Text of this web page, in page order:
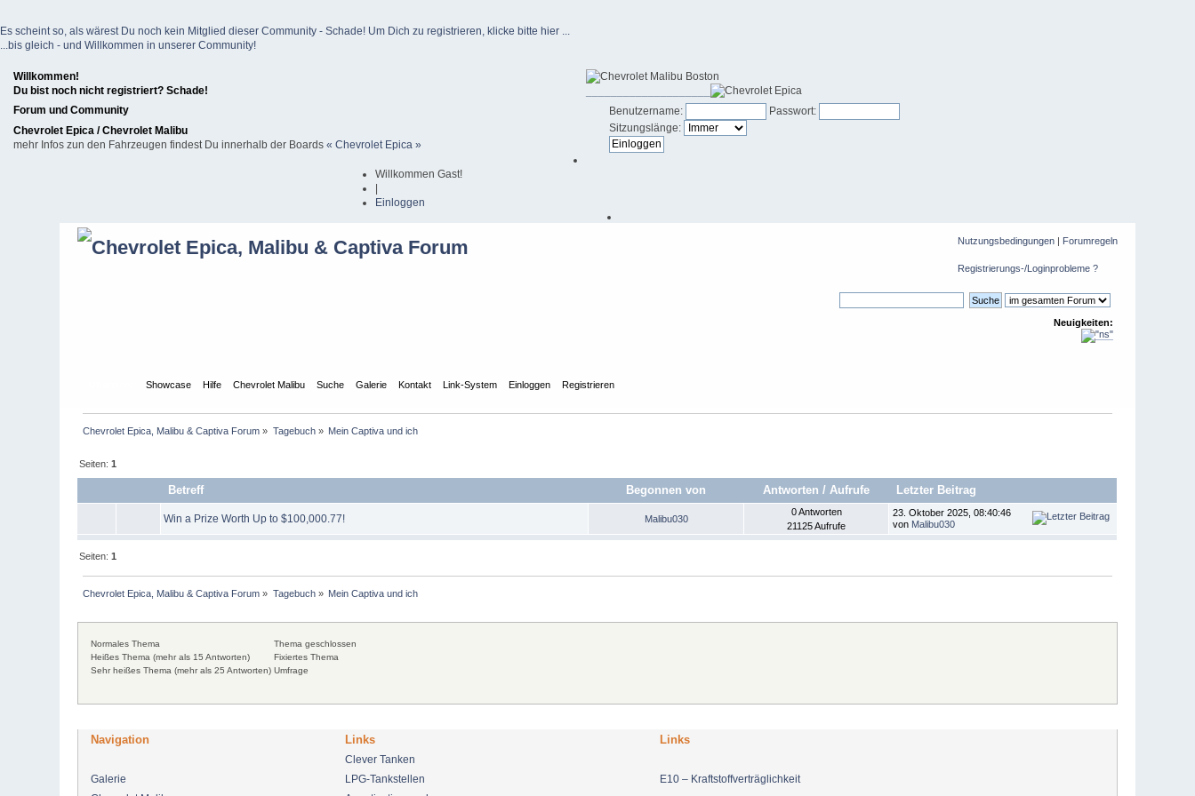
Es scheint so, als wärest Du noch kein Mitglied dieser Community - Schade! Um Dich zu registrieren, klicke bitte hier ...
...bis gleich - und Willkommen in unserer Community!
Willkommen!
Du bist noch nicht registriert? Schade!
Forum und Community
Chevrolet Epica / Chevrolet Malibu
mehr Infos zun den Fahrzeugen findest Du innerhalb der Boards « Chevrolet Epica »
Benutzername:
Passwort:
Sitzungslänge:
Willkommen Gast!
Einloggen
Nutzungsbedingungen| Forumregeln
Registrierungs-/Loginprobleme ?
Neuigkeiten:
Showcase Hilfe Chevrolet Malibu Suche Galerie Kontakt Link-System Einloggen Registrieren
Chevrolet Epica, Malibu & Captiva Forum » Tagebuch» Mein Captiva und ich
Seiten:1
Betreff Begonnen von Antworten / Aufrufe Letzter Beitrag
Win a Prize Worth Up to $100,000.77! Malibu030
0 Antworten
21125 Aufrufe
23. Oktober 2025, 08:40:46
von Malibu030
Seiten:1
Chevrolet Epica, Malibu & Captiva Forum » Tagebuch» Mein Captiva und ich
Normales Thema
Heißes Thema (mehr als 15 Antworten)
Sehr heißes Thema (mehr als 25 Antworten)
Thema geschlossen
Fixiertes Thema
Umfrage
Navigation Links Links
Clever Tanken
Galerie
LPG-Tankstellen
E10 – Kraftstoffverträglichkeit